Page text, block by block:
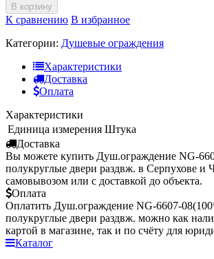
В корзину
К сравнению В избранное
Категории: Душевые ограждения
Характеристики
Доставка
Оплата
Характеристики
Единица измерения Штука
Доставка
Вы можете купить Душ.ограждение NG-
полукруглые двери раздвж. в Серпухове и
самовывозом или с доставкой до объекта.
Оплата
Оплатить Душ.ограждение NG-6607-
полукруглые двери раздвж. можно как
картой в магазине, так и по счёту для
Каталог